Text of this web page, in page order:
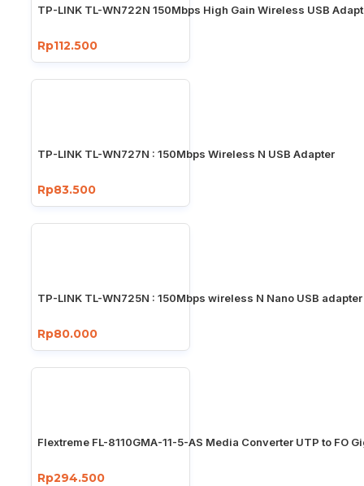
TP-LINK TL-WN722N 150Mbps High Gain Wireless USB
Rp112.500
TP-LINK TL-WN727N : 150Mbps Wireless N USB Adapter
Rp83.500
TP-LINK TL-WN725N : 150Mbps wireless N Nano USB adapter
Rp80.000
Flextreme FL-8110GMA-11-5-AS Media Converter UTP to FO
Rp294.500